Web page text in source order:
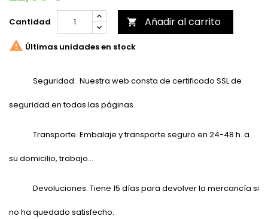
Cantidad  Añadir al carrito
 Últimas unidades en stock
Seguridad . Nuestra web consta de certificado SSL de
seguridad en todas las páginas.
Transporte. Embalaje y transporte seguro en 24-48 h. a
su domicilio, trabajo...
Devoluciones. Tiene 15 días para devolver la mercancía si
no ha quedado satisfecho.